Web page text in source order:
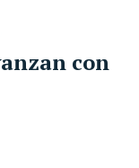
con